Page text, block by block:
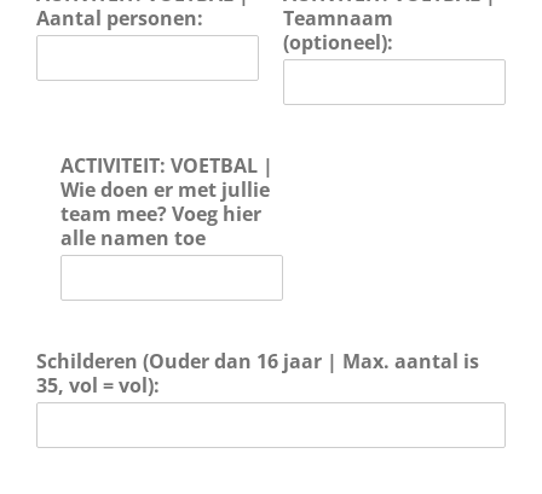
Aantal personen:
Teamnaam
(optioneel):
ACTIVITEIT: VOETBAL |
Wie doen er met jullie
team mee? Voeg hier
alle namen toe
Schilderen (Ouder dan 16 jaar | Max. aantal is
35, vol = vol):